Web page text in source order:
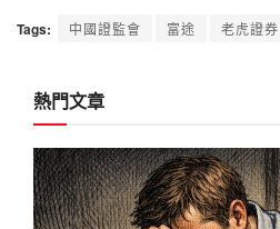
Tags: 中國證監會 富途 老虎證券
熱門文章